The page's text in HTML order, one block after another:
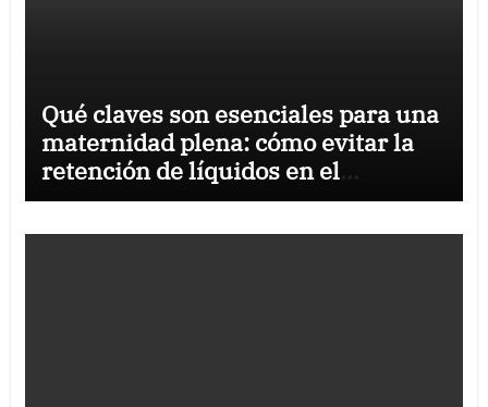
Qué claves son esenciales para una
maternidad plena: cómo evitar la
retención de líquidos en el
embarazo